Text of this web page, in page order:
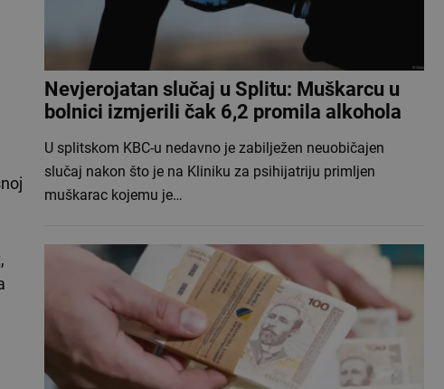
Nevjerojatan slučaj u Splitu: Muškarcu u
bolnici izmjerili čak 6,2 promila alkohola
U splitskom KBC-u nedavno je zabilježen neuobičajen
slučaj nakon što je na Kliniku za psihijatriju primljen
muškarac kojemu je…